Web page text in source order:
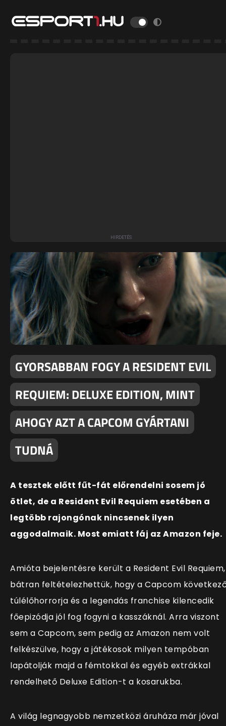
GYORSABBAN FOGY A RESIDENT EVIL
REQUIEM: DELUXE EDITION, MINT
AHOGY AZT A CAPCOM GYÁRTANI
TUDNÁ
A tesztek előtt fűt-fát előrendelni sosem jó
ötlet, de a Resident Evil Requiem esetében a
legtöbb rajongónak nincsenek ilyen
aggodalmaik. Most emiatt fáj az Amazon feje.
Amióta bejelentésre került a Resident Evil Requiem,
bátran feltételezhettük, hogy a Capcom
túlélőhorrorja és a legendás franchise kilencedik
főepizódja jól fog fogyni a kasszáknál. Arra viszont
sem a Capcom, sem pedig az Amazon nem volt
felkészülve, hogy a játékosok milyen tempóban
lapátolják majd a fémtokkal és egyéb extrákkal
rendelhető Deluxe Edition-t a kosarukba.
A világ legnagyobb nemzetközi áruháza már jóval